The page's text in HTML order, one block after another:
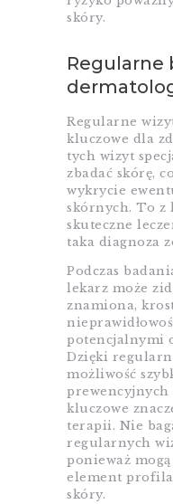
skóry.
Regularne
Regularne
kluczowe dla
tych wizyt
zbadać skórę,
wykrycie
skórnych. To z
skuteczne
taka diagnoza
Podczas
lekarz może
znamiona,
potencjalnymi
Dzięki
możliwość
prewencyjnych
kluczowe
terapii. Nie
regularnych
ponieważ
element
skóry.